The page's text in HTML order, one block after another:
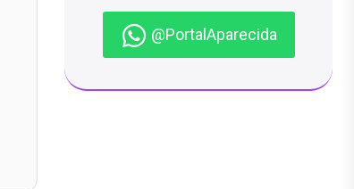
@PortalAparecida